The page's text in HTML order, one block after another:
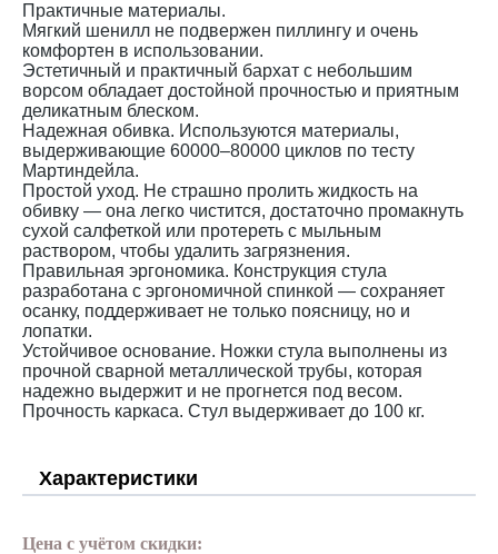
Практичные материалы.
Мягкий шенилл не подвержен пиллингу и очень
комфортен в использовании.
Эстетичный и практичный бархат с небольшим
ворсом обладает достойной прочностью и приятным
деликатным блеском.
Надежная обивка. Используются материалы,
выдерживающие 60000–80000 циклов по тесту
Мартиндейла.
Простой уход. Не страшно пролить жидкость на
обивку — она легко чистится, достаточно промакнуть
сухой салфеткой или протереть с мыльным
раствором, чтобы удалить загрязнения.
Правильная эргономика. Конструкция стула
разработана с эргономичной спинкой — сохраняет
осанку, поддерживает не только поясницу, но и
лопатки.
Устойчивое основание. Ножки стула выполнены из
прочной сварной металлической трубы, которая
надежно выдержит и не прогнется под весом.
Прочность каркаса. Стул выдерживает до 100 кг.
Характеристики
Цена с учётом скидки: